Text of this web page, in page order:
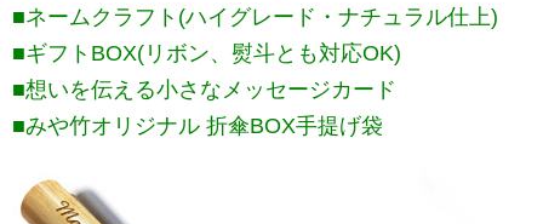
■ネームクラフト(ハイグレード・ナチュラル仕上)
■ギフトBOX(リボン、熨斗とも対応OK)
■想いを伝える小さなメッセージカード
■みや竹オリジナル 折傘BOX手提げ袋